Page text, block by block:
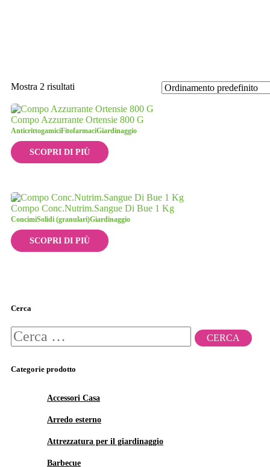
Mostra 2 risultati
Compo Azzurrante Ortensie 800 G
AnticrittogamiciFitofarmaciGiardinaggio
SCOPRI DI PIÙ
Compo Conc.Nutrim.Sangue Di Bue 1 Kg
ConcimiSolidi (granulari)Giardinaggio
SCOPRI DI PIÙ
Cerca
Ricerca
per:
Categorie prodotto
Accessori Casa
Arredo esterno
Attrezzatura per il giardinaggio
Barbecue